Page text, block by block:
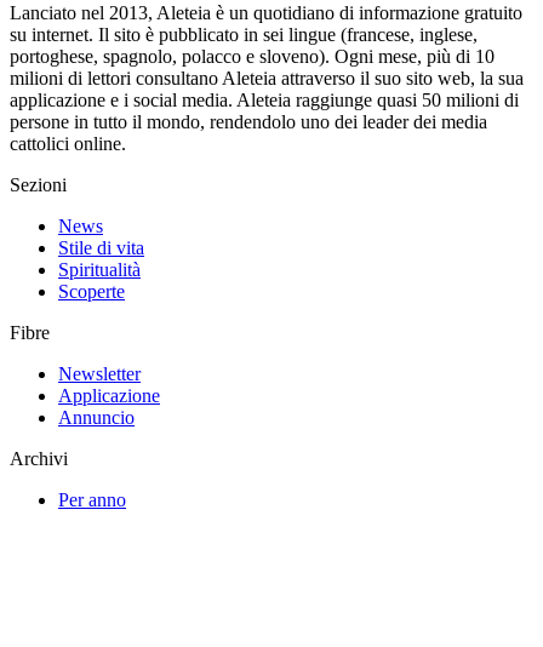
Lanciato nel 2013, Aleteia è un quotidiano di informazione gratuito
su internet. Il sito è pubblicato in sei lingue (francese, inglese,
portoghese, spagnolo, polacco e sloveno). Ogni mese, più di 10
milioni di lettori consultano Aleteia attraverso il suo sito web, la sua
applicazione e i social media. Aleteia raggiunge quasi 50 milioni di
persone in tutto il mondo, rendendolo uno dei leader dei media
cattolici online.
Sezioni
News
Stile di vita
Spiritualità
Scoperte
Fibre
Newsletter
Applicazione
Annuncio
Archivi
Per anno